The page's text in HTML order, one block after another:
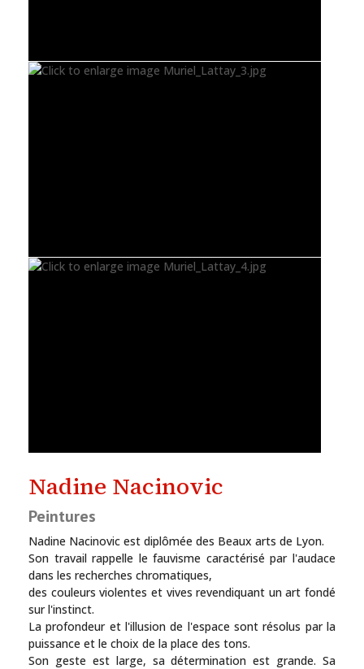
Nadine Nacinovic
Peintures
Nadine Nacinovic est diplômée des Beaux arts de Lyon.
Son travail rappelle le fauvisme caractérisé par l'audace
dans les recherches chromatiques,
des couleurs violentes et vives revendiquant un art fondé
sur l'instinct.
La profondeur et l'illusion de l'espace sont résolus par la
puissance et le choix de la place des tons.
Son geste est large, sa détermination est grande. Sa